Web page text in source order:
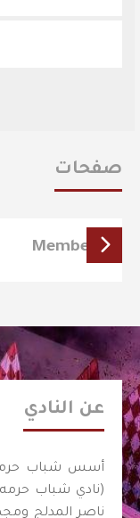
صفحات
Members
عن النادي
(نادي شباب
ناصر المدلج